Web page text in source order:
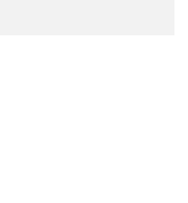
medicina y cirugía del pie y